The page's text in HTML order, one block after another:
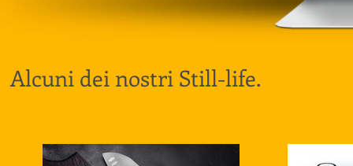
Alcuni dei nostri Still-life.